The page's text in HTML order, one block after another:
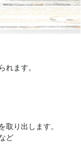
ます。
り出します。
ど